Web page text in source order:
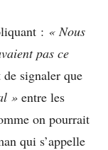
: « Nous
pas ce
de signaler que
» entre les
on pourrait
qui s’appelle